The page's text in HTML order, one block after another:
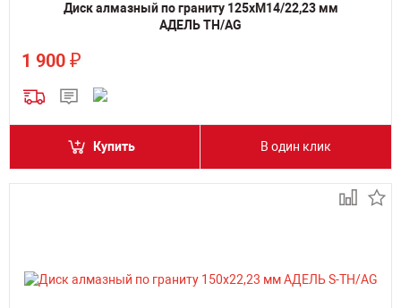
Диск алмазный по граниту 125хM14/22,23 мм
АДЕЛЬ TH/AG
1 900 ₽
Купить В один клик